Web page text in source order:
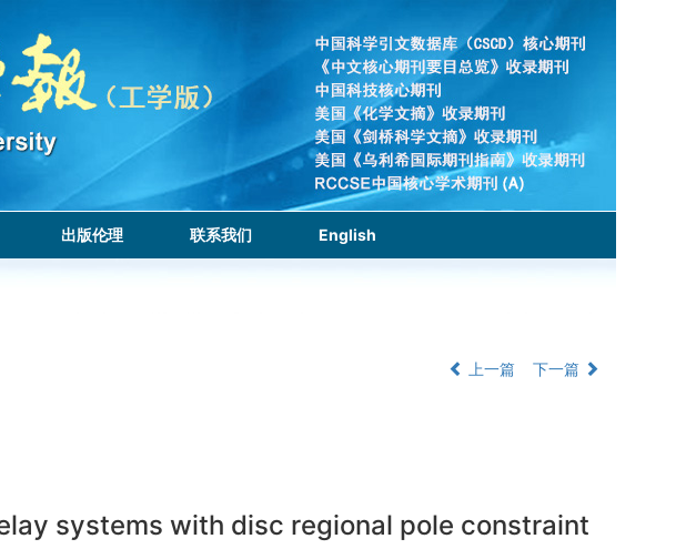
出版伦理 联系我们 English
上一篇 下一篇
systems with disc regional pole constraint